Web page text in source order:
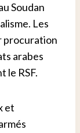
Soudan
Les
procuration
arabes
le RSF.
et